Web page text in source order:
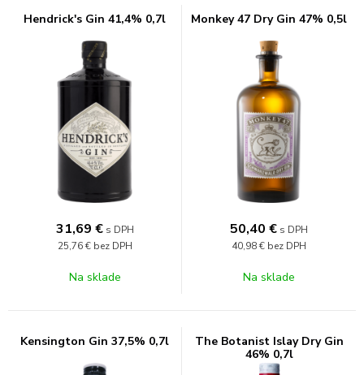
Hendrick's Gin 41,4% 0,7l
31,69 € s DPH
25,76 € bez DPH
Na sklade
Monkey 47 Dry Gin 47% 0,5l
50,40 € s DPH
40,98 € bez DPH
Na sklade
Kensington Gin 37,5% 0,7l
The Botanist Islay Dry Gin
46% 0,7l